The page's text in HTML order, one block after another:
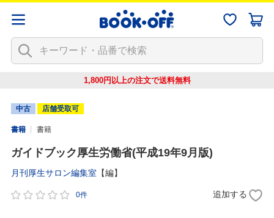
1,800円以上の注文で送料無料
中古 店舗受取可
書籍 書籍
ガイドブック厚生労働省(平成19年9月版)
月刊厚生サロン編集室 【編】
0件 追加する